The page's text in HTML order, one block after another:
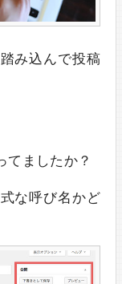
み込んで投稿
てましたか？
な呼び名かど